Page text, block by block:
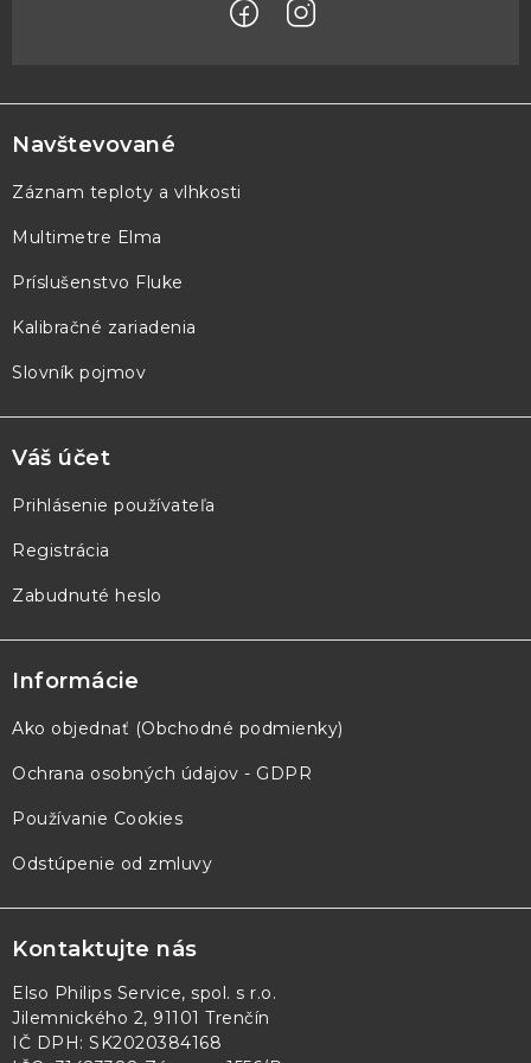
á
p
ä
e
Navštevované
Záznam teploty a vlhkosti
Multimetre Elma
Príslušenstvo Fluke
Kalibračné zariadenia
Slovník pojmov
Váš účet
Prihlásenie používateľa
Registrácia
Zabudnuté heslo
Informácie
Ako objednať (Obchodné podmienky)
Ochrana osobných údajov - GDPR
Používanie Cookies
Odstúpenie od zmluvy
Kontaktujte nás
Elso Philips Service, spol. s r.o.
Jilemnického 2, 91101 Trenčín
IČ DPH: SK2020384168